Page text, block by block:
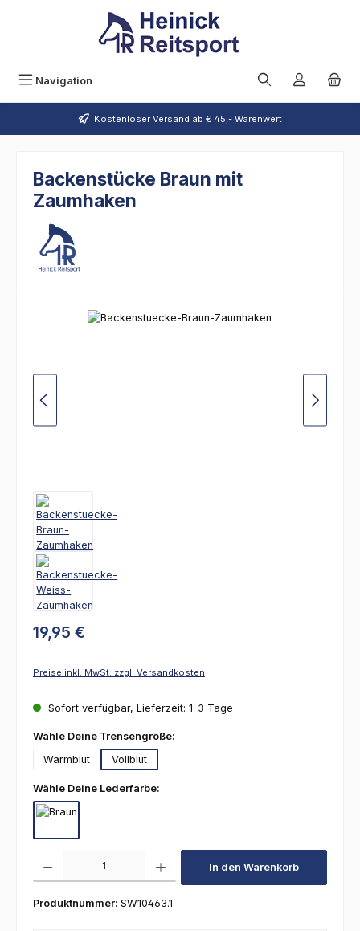
Zum Hauptinhalt springen
Navigation
Kostenloser Versand ab € 45,- Warenwert
Backenstücke Braun mit
Zaumhaken
Bildergalerie überspringen
19,95 €
Preise inkl. MwSt. zzgl. Versandkosten
Sofort verfügbar, Lieferzeit: 1-3 Tage
Wähle Deine Trensengröße:
Warmblut
Vollblut
Wähle Deine Lederfarbe:
In den Warenkorb
Produktnummer: SW10463.1